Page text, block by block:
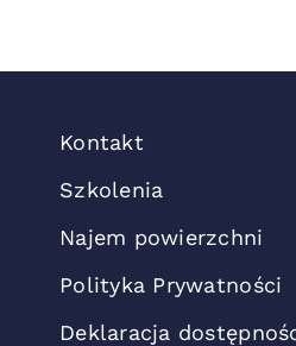
Kontakt
Szkolenia
Najem powierzchni
Polityka Prywatności
Deklaracja